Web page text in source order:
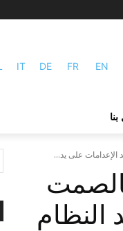
IT DE FR EN
الإعدامات على يد...
بالصمت
النظام